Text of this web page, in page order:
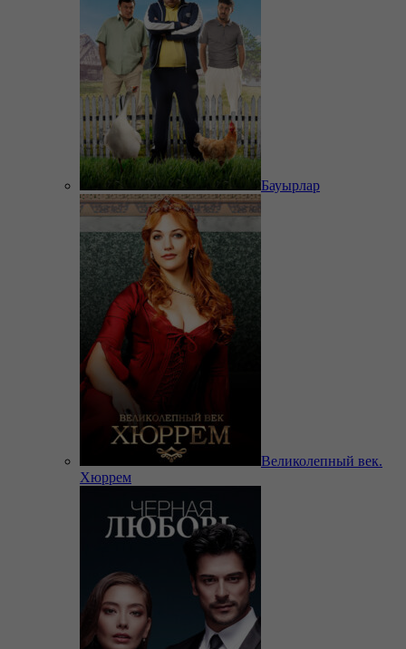
Бауырлар
Великолепный век.
Хюррем